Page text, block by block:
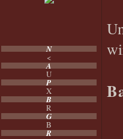
N
<
A
U
P
X
B
R
G
B
R